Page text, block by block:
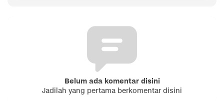
Belum ada komentar disini
Jadilah yang pertama berkomentar disini